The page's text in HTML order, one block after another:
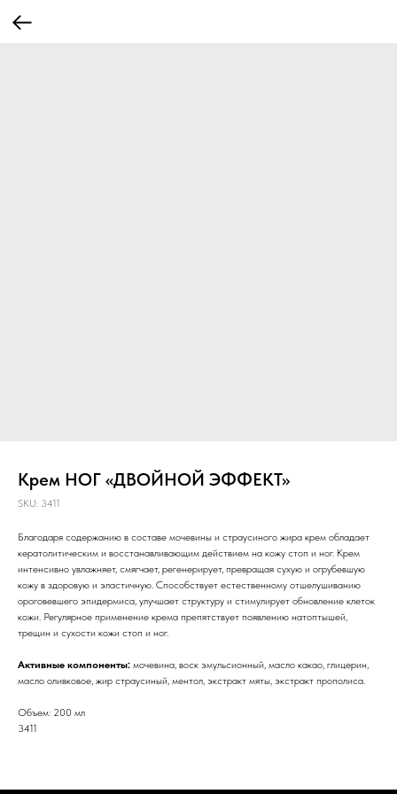
Крем НОГ «ДВОЙНОЙ ЭФФЕКТ»
SKU: 3411
Благодаря содержанию в составе мочевины и страусиного жира крем обладает
кератолитическим и восстанавливающим действием на кожу стоп и ног. Крем
интенсивно увлажняет, смягчает, регенерирует, превращая сухую и огрубевшую
кожу в здоровую и эластичную. Способствует естественному отшелушиванию
ороговевшего эпидермиса, улучшает структуру и стимулирует обновление клеток
кожи. Регулярное применение крема препятствует появлению натоптышей,
трещин и сухости кожи стоп и ног.
Активные компоненты: мочевина, воск эмульсионный, масло какао, глицерин,
масло оливковое, жир страусиный, ментол, экстракт мяты, экстракт прополиса.
Объем: 200 мл
3411